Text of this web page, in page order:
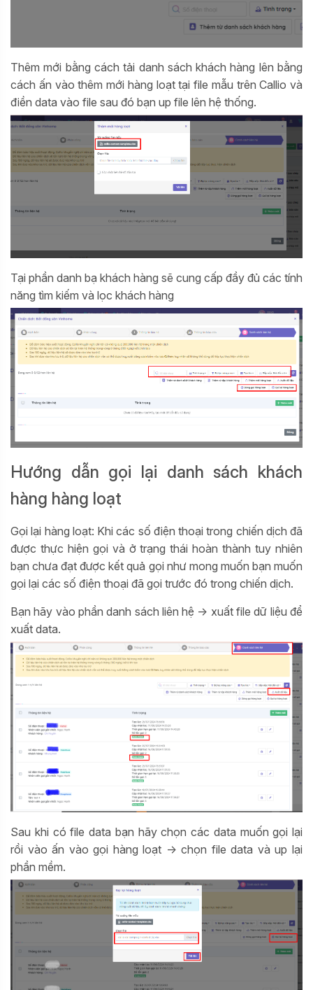
Thêm mới bằng cách tải danh sách khách hàng lên bằng
cách ấn vào thêm mới hàng loạt tại file mẫu trên Callio và
điền data vào file sau đó bạn up file lên hệ thống.
Tại phần danh bạ khách hàng sẽ cung cấp đầy đủ các tính
năng tìm kiếm và lọc khách hàng
Hướng dẫn gọi lại danh sách khách
hàng hàng loạt
Gọi lại hàng loạt: Khi các số điện thoại trong chiến dịch đã
được thực hiện gọi và ở trạng thái hoàn thành tuy nhiên
bạn chưa đạt được kết quả gọi như mong muốn bạn muốn
gọi lại các số điện thoại đã gọi trước đó trong chiến dịch.
Bạn hãy vào phần danh sách liên hệ -> xuất file dữ liệu để
xuất data.
Sau khi có file data bạn hãy chọn các data muốn gọi lại
rồi vào ấn vào gọi hàng loạt -> chọn file data và up lại
phần mềm.